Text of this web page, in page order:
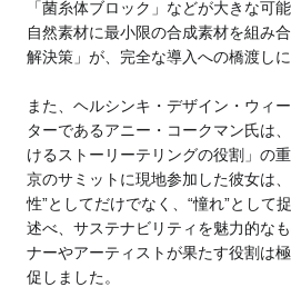
「菌糸体ブロック」などが大きな可
自然素材に最小限の合成素材を組み
解決策」が、完全な導入への橋渡しに
また、ヘルシンキ・デザイン・ウィ
ターであるアニー・コークマン氏は
けるストーリーテリングの役割」の
京のサミットに現地参加した彼女は
性”としてだけでなく、“憧れ”として
述べ、サステナビリティを魅力的な
ナーやアーティストが果たす役割は
促しました。